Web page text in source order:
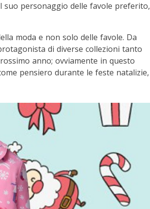
suo personaggio delle favole preferito,
moda e non solo delle favole. Da
di diverse collezioni tanto
anno; ovviamente in questo
pensiero durante le feste natalizie,